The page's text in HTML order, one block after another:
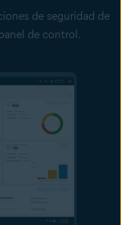
de seguridad de
de control.